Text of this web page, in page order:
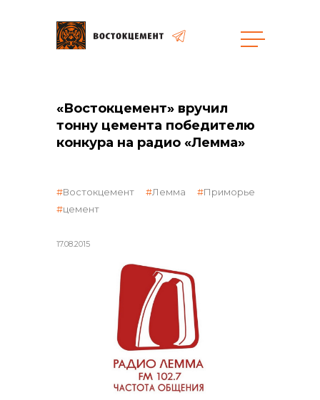
общая информация
объявленные закупки
реализация неликвидов
контакты отдела закупок
«Востокцемент» вручил
тонну цемента победителю
конкура на радио «Лемма»
17.08.2015
Востокцемент Лемма
Приморье
цемент